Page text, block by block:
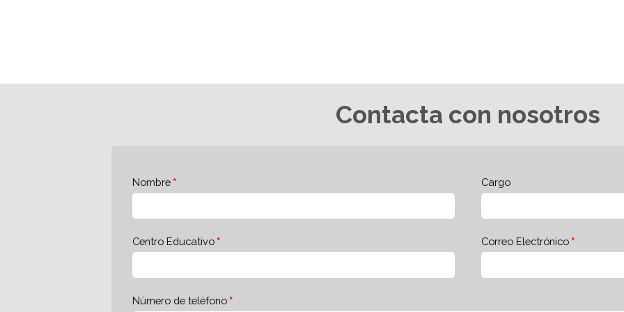
Contacta con nosotros
Nombre Cargo
Centro Educativo Correo Electrónico
Número de teléfono